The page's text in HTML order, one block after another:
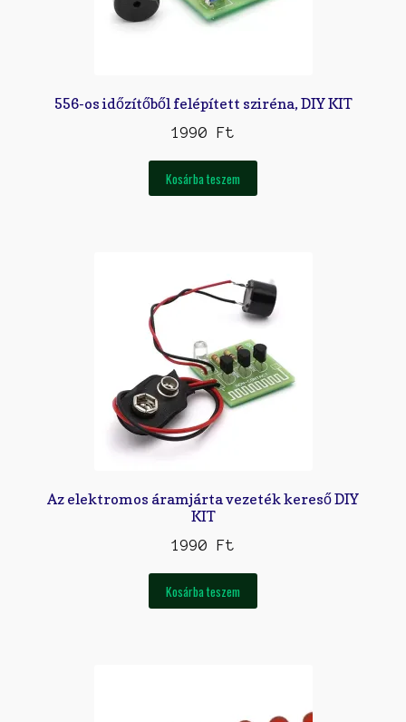
556-os időzítőből felépített sziréna, DIY KIT
1990 Ft
Kosárba teszem
Az elektromos áramjárta vezeték kereső DIY
KIT
1990 Ft
Kosárba teszem